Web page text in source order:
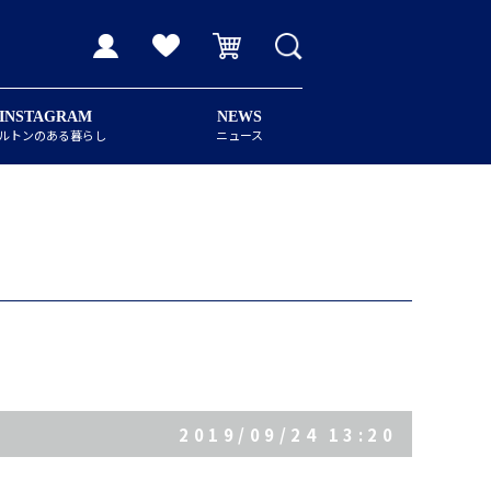
INSTAGRAM
トンのある暮らし
NEWS
ニュース
2019/09/24 13:20